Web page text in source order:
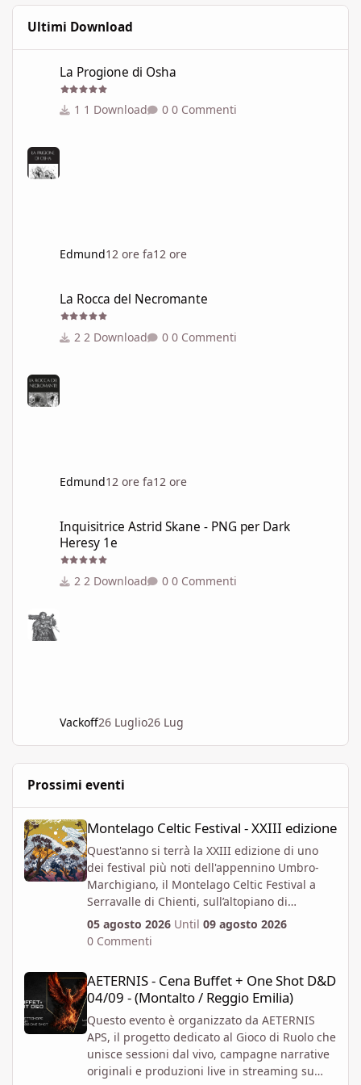
Ultimi Download
La Progione di Osha
1 Download 0 Commenti
Edmund12 ore fa12 ore
La Rocca del Necromante
2 Download 0 Commenti
Edmund12 ore fa12 ore
Inquisitrice Astrid Skane - PNG per Dark
Heresy 1e
2 Download 0 Commenti
Vackoff26 Luglio26 Lug
Prossimi eventi
Montelago Celtic Festival - XXIII edizione
Quest'anno si terrà la XXIII edizione di uno
dei festival più noti dell'appennino Umbro-
Marchigiano, il Montelago Celtic Festival a
Serravalle di Chienti, sull’altopiano di
Colfiorito in provincia di Macerata.
https://www.montelagocelticfestival.it/
tantochè I biglietti attualmente disponibili
permettono l'accesso per almeno due giorni
consecutivi. E' attiva la prevendita Spring
Offer, che mette a disposizione dal 6 Aprile al
12 Giugno un numero massimo biglietti 4000.
Al momento i prezzi per la prevendita sono i
05 agosto 2026 Until 09 agosto 2026
0 Commenti
AETERNIS - Cena Buffet + One Shot D&D
04/09 - (Montalto / Reggio Emilia)
Questo evento è organizzato da AETERNIS
APS, il progetto dedicato al Gioco di Ruolo che
unisce sessioni dal vivo, campagne narrative
originali e produzioni live in streaming su